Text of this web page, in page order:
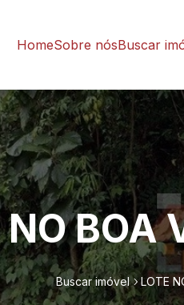
HomeSobre nósBuscar
NO BOA
Buscar imóvel LOTE